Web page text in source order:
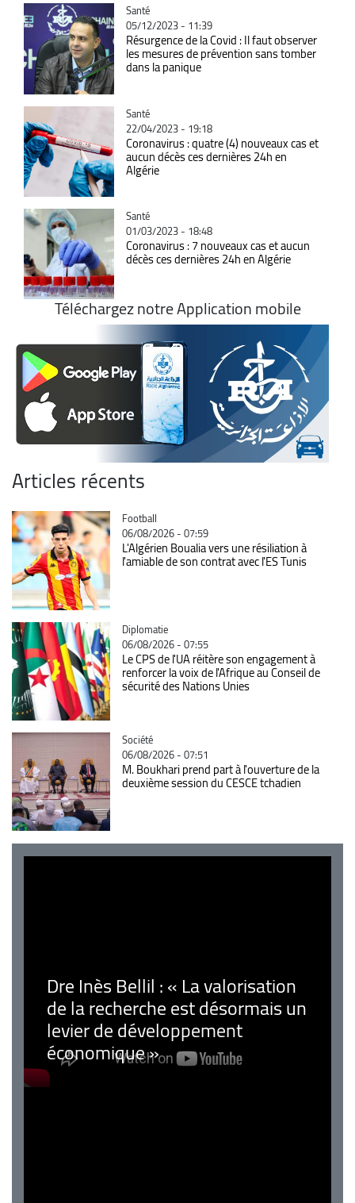
Catégorie
Santé
05/12/2023 - 11:39
Résurgence de la Covid : Il faut observer
les mesures de prévention sans tomber
dans la panique
Catégorie
Santé
22/04/2023 - 19:18
Coronavirus : quatre (4) nouveaux cas et
aucun décès ces dernières 24h en
Algérie
Catégorie
Santé
01/03/2023 - 18:48
Coronavirus : 7 nouveaux cas et aucun
décès ces dernières 24h en Algérie
Téléchargez notre Application mobile
Articles récents
Catégorie
Football
06/08/2026 - 07:59
L'Algérien Boualia vers une résiliation à
l'amiable de son contrat avec l'ES Tunis
Catégorie
Diplomatie
06/08/2026 - 07:55
Le CPS de l'UA réitère son engagement à
renforcer la voix de l'Afrique au Conseil de
sécurité des Nations Unies
Catégorie
Société
06/08/2026 - 07:51
M. Boukhari prend part à l'ouverture de la
deuxième session du CESCE tchadien
Dre Inès Bellil : « La valorisation
de la recherche est désormais un
levier de développement
économique »